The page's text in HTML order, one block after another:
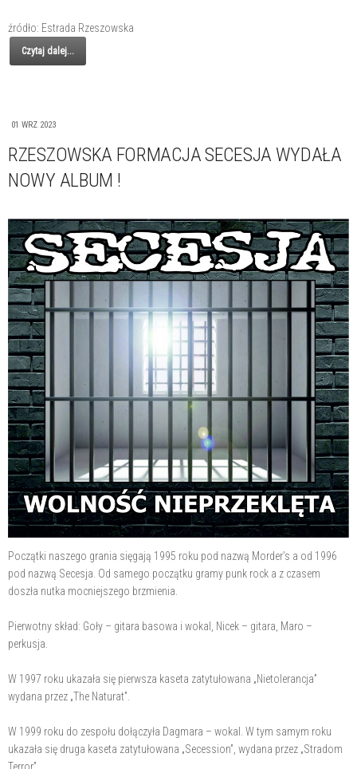
źródło: Estrada Rzeszowska
Czytaj dalej...
01 WRZ 2023
RZESZOWSKA FORMACJA SECESJA WYDAŁA
NOWY ALBUM !
Początki naszego grania sięgają 1995 roku pod nazwą Morder’s a od 1996
pod nazwą Secesja. Od samego początku gramy punk rock a z czasem
doszła nutka mocniejszego brzmienia.
Pierwotny skład: Goły – gitara basowa i wokal, Nicek – gitara, Maro –
perkusja.
W 1997 roku ukazała się pierwsza kaseta zatytułowana „Nietolerancja”
wydana przez „The Naturat”.
W 1999 roku do zespołu dołączyła Dagmara – wokal. W tym samym roku
ukazała się druga kaseta zatytułowana „Secession”, wydana przez „Stradom
Terror”.